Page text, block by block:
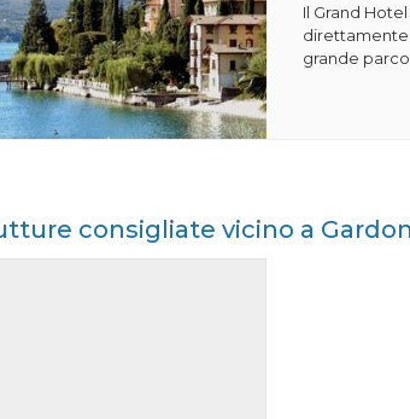
Il Grand
direttamente
grande parco
consigliate vicino a